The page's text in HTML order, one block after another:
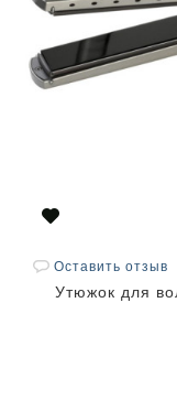
Оставить отзыв
Утюжок для